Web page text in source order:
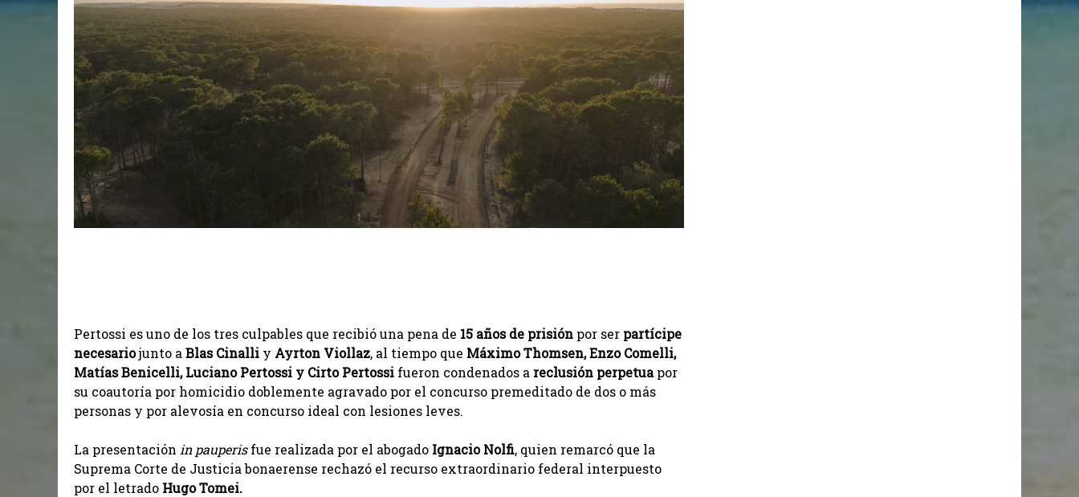
Pertossi es uno de los tres culpables que recibió una pena de 15 años de prisión por ser partícipe
necesariojunto a Blas Cinalli y Ayrton Viollaz, al tiempo que Máximo Thomsen, Enzo Comelli,
Matías Benicelli, Luciano Pertossi y Cirto Pertossi fueron condenados a reclusión perpetuapor
su coautoría por homicidio doblemente agravado por el concurso premeditado de dos o más
personas y por alevosía en concurso ideal con lesiones leves.
La presentación in pauperisfue realizada por el abogado Ignacio Nolfi, quien remarcó que la
Suprema Corte de Justicia bonaerense rechazó el recurso extraordinario federal interpuesto
por el letrado Hugo Tomei.